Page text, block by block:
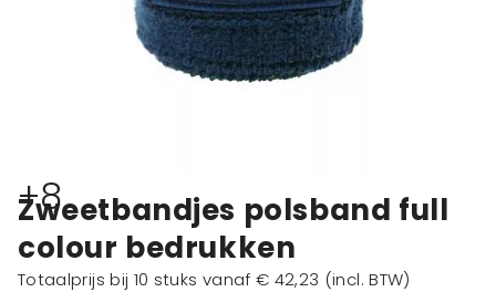
+8
Zweetbandjes polsband full
colour bedrukken
Totaalprijs bij 10 stuks vanaf € 42,23 (incl. BTW)